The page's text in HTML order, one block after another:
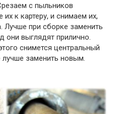
с пыльников
к картеру, и снимаем их,
Лучше при сборке заменить
они выглядят прилично.
снимется центральный
заменить новым.